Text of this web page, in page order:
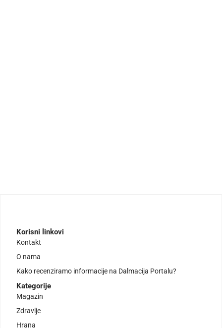
Korisni linkovi
Kontakt
O nama
Kako recenziramo informacije na Dalmacija Portalu?
Kategorije
Magazin
Zdravlje
Hrana